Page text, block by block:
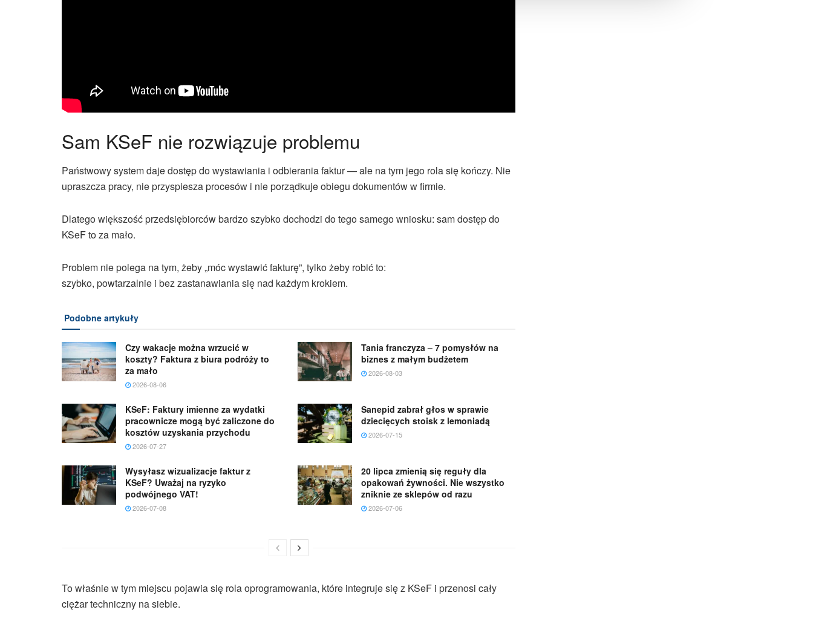
Sam KSeF nie rozwiązuje problemu
Państwowy system daje dostęp do wystawiania i odbierania faktur — ale na tym jego rola się kończy. Nie
upraszcza pracy, nie przyspiesza procesów i nie porządkuje obiegu dokumentów w firmie.
Dlatego większość przedsiębiorców bardzo szybko dochodzi do tego samego wniosku: sam dostęp do
KSeF to za mało.
Problem nie polega na tym, żeby „móc wystawić fakturę”, tylko żeby robić to:
szybko, powtarzalnie i bez zastanawiania się nad każdym krokiem.
Podobne artykuły
Czy wakacje można wrzucić w
koszty? Faktura z biura podróży to
za mało
2026-08-06
Tania franczyza – 7 pomysłów na
biznes z małym budżetem
2026-08-03
KSeF: Faktury imienne za wydatki
pracownicze mogą być zaliczone do
kosztów uzyskania przychodu
2026-07-27
Sanepid zabrał głos w sprawie
dziecięcych stoisk z lemoniadą
2026-07-15
Wysyłasz wizualizacje faktur z
KSeF? Uważaj na ryzyko
podwójnego VAT!
2026-07-08
20 lipca zmienią się reguły dla
opakowań żywności. Nie wszystko
zniknie ze sklepów od razu
2026-07-06
To właśnie w tym miejscu pojawia się rola oprogramowania, które integruje się z KSeF i przenosi cały
ciężar techniczny na siebie.